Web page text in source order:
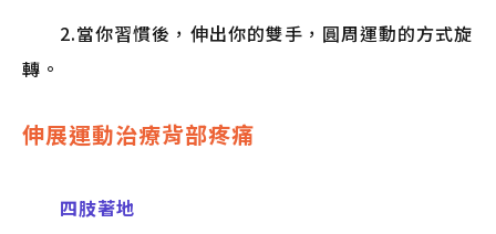
2.當你習慣後，伸出你的雙手，圓周運動的方式旋
轉。
伸展運動治療背部疼痛
四肢著地